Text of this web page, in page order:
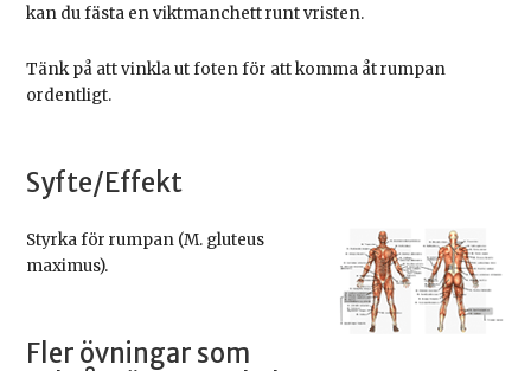
kan du fästa en viktmanchett runt vristen.
Tänk på att vinkla ut foten för att komma åt rumpan
ordentligt.
Syfte/Effekt
Styrka för rumpan (M. gluteus
maximus).
Fler övningar som